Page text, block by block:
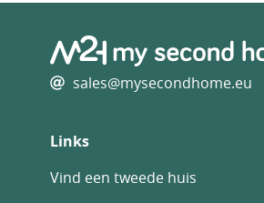
sales@mysecondhome.eu
Links
Vind een tweede huis